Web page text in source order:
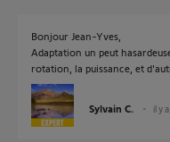
Bonjour Jean-Yves,
Adaptation un peut
rotation, la puissance, et
Sylvain C. il y